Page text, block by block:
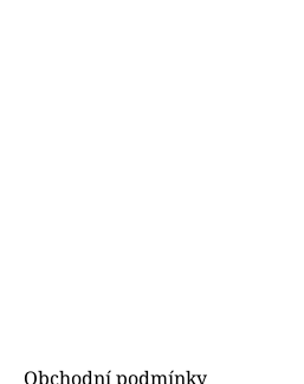
Obchodní podmínky